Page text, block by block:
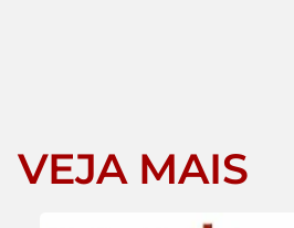
VEJA MAIS